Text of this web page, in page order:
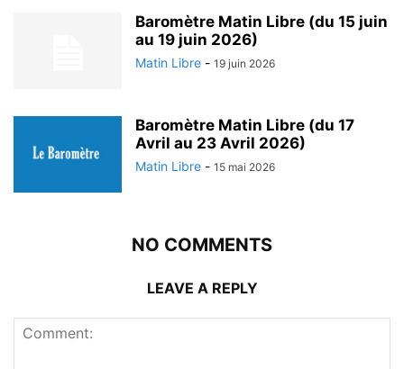
Baromètre Matin Libre (du 15 juin
au 19 juin 2026)
Matin Libre - 19 juin 2026
Baromètre Matin Libre (du 17
Avril au 23 Avril 2026)
Matin Libre - 15 mai 2026
NO COMMENTS
LEAVE A REPLY